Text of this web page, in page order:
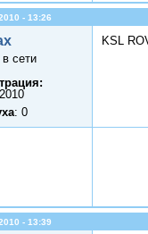
- 13:26
в сети
: 0
KSL
- 13:39